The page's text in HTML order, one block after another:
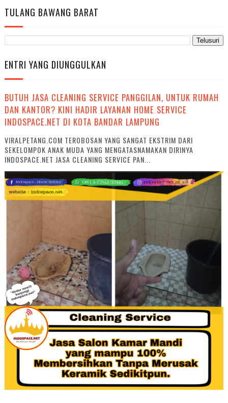
TULANG BAWANG BARAT
ENTRI YANG DIUNGGULKAN
BUTUH JASA CLEANING SERVICE PANGGILAN, UNTUK RUMAH
DAN KANTOR? KINI HADIR LAYANAN HOME SERVICE
INDOSPACE.NET DI KOTA BANDAR LAMPUNG
VIRALPETANG.COM TEROBOSAN YANG SANGAT EKSTRIM DARI
SEKELOMPOK ANAK MUDA YANG MENGATASNAMAKAN DIRINYA
INDOSPACE.NET JASA CLEANING SERVICE PAN...